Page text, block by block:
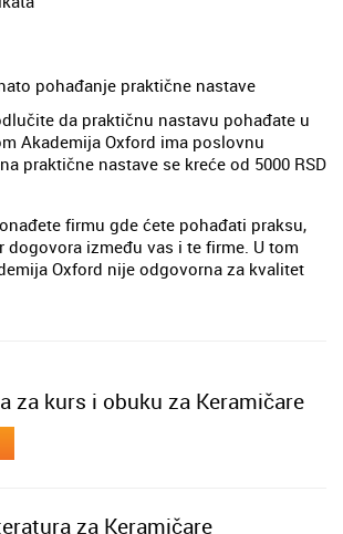
pohađanje praktične nastave
da praktičnu nastavu pohađate u
Akademija Oxford ima poslovnu
praktične nastave se kreće od 5000 RSD
firmu gde ćete pohađati praksu,
dogovora između vas i te firme. U tom
Oxford nije odgovorna za kvalitet
za kurs i obuku za Keramičare
za Keramičare